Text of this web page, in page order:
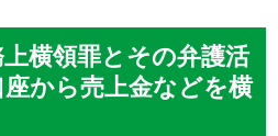
上横領罪とその弁護活
から売上金などを横